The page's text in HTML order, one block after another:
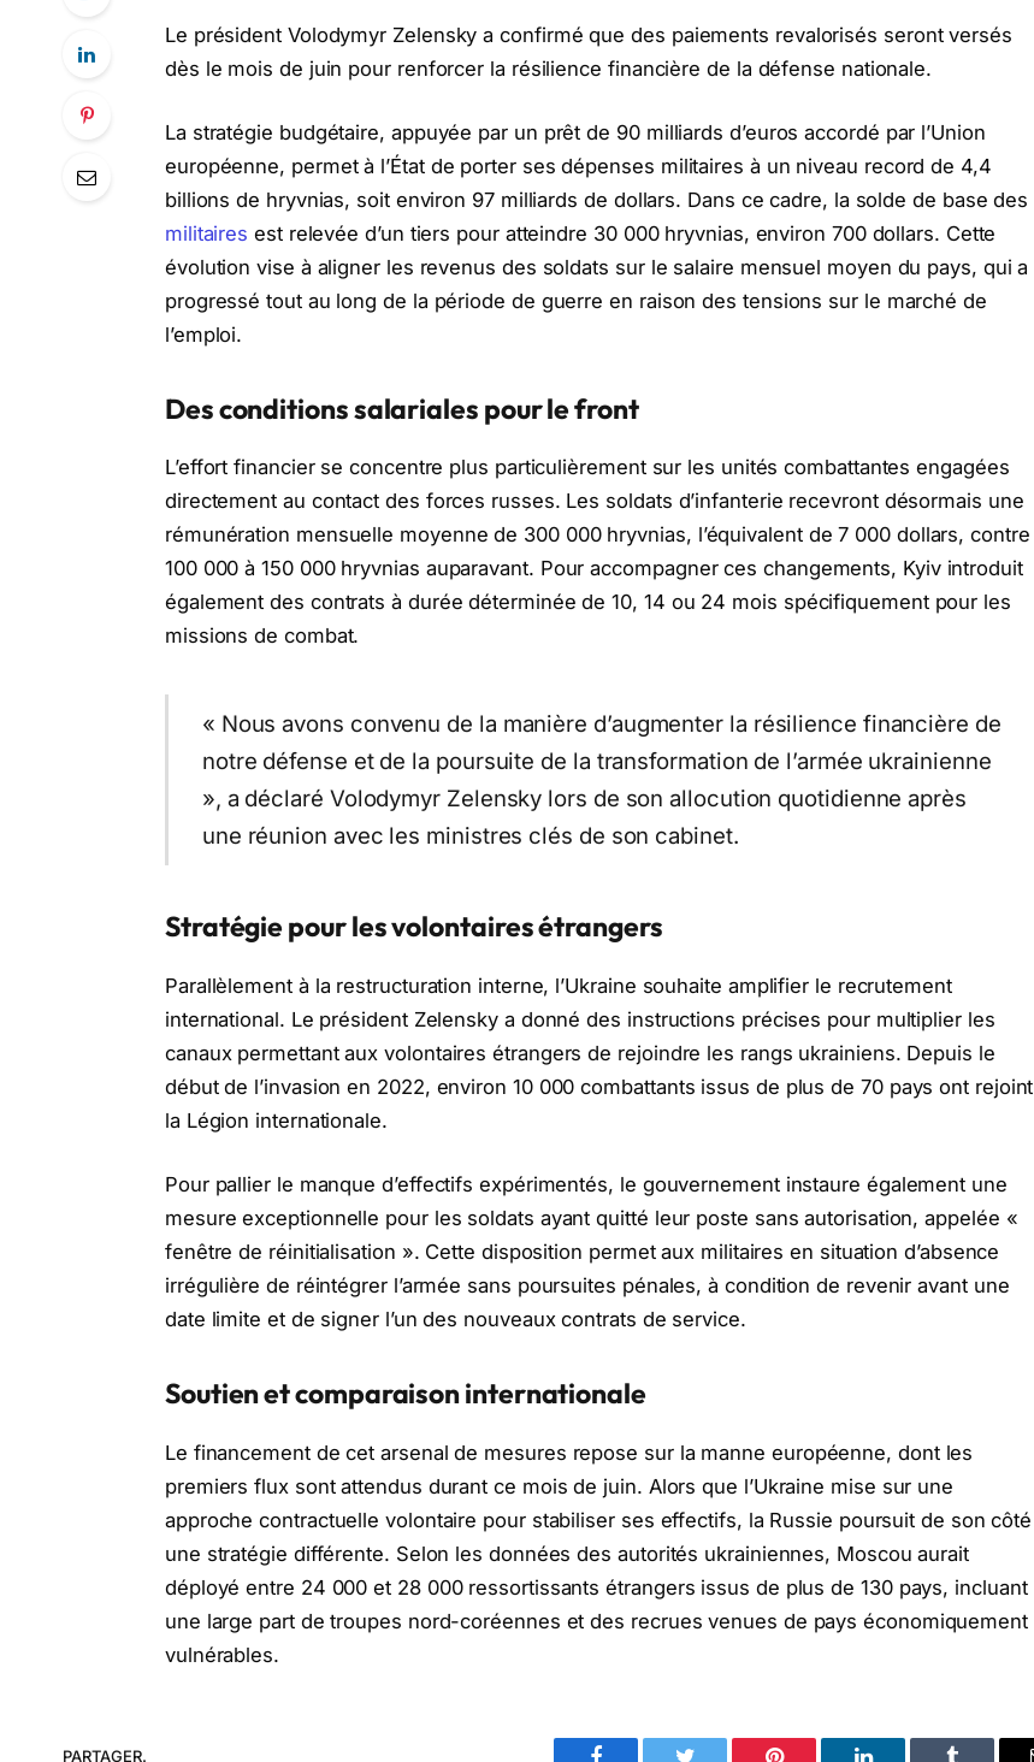
Le président Volodymyr Zelensky a confirmé que des paiements revalorisés seront versés
dès le mois de juin pour renforcer la résilience financière de la défense nationale.
La stratégie budgétaire, appuyée par un prêt de 90 milliards d’euros accordé par l’Union
européenne, permet à l’État de porter ses dépenses militaires à un niveau record de 4,4
billions de hryvnias, soit environ 97 milliards de dollars. Dans ce cadre, la solde de base des
militaires est relevée d’un tiers pour atteindre 30 000 hryvnias, environ 700 dollars. Cette
évolution vise à aligner les revenus des soldats sur le salaire mensuel moyen du pays, qui a
progressé tout au long de la période de guerre en raison des tensions sur le marché de
l’emploi.
Des conditions salariales pour le front
L’effort financier se concentre plus particulièrement sur les unités combattantes engagées
directement au contact des forces russes. Les soldats d’infanterie recevront désormais une
rémunération mensuelle moyenne de 300 000 hryvnias, l’équivalent de 7 000 dollars, contre
100 000 à 150 000 hryvnias auparavant. Pour accompagner ces changements, Kyiv introduit
également des contrats à durée déterminée de 10, 14 ou 24 mois spécifiquement pour les
missions de combat.
« Nous avons convenu de la manière d’augmenter la résilience financière de
notre défense et de la poursuite de la transformation de l’armée ukrainienne
», a déclaré Volodymyr Zelensky lors de son allocution quotidienne après
une réunion avec les ministres clés de son cabinet.
Stratégie pour les volontaires étrangers
Parallèlement à la restructuration interne, l’Ukraine souhaite amplifier le recrutement
international. Le président Zelensky a donné des instructions précises pour multiplier les
canaux permettant aux volontaires étrangers de rejoindre les rangs ukrainiens. Depuis le
début de l’invasion en 2022, environ 10 000 combattants issus de plus de 70 pays ont rejoint
la Légion internationale.
Pour pallier le manque d’effectifs expérimentés, le gouvernement instaure également une
mesure exceptionnelle pour les soldats ayant quitté leur poste sans autorisation, appelée «
fenêtre de réinitialisation ». Cette disposition permet aux militaires en situation d’absence
irrégulière de réintégrer l’armée sans poursuites pénales, à condition de revenir avant une
date limite et de signer l’un des nouveaux contrats de service.
Soutien et comparaison internationale
Le financement de cet arsenal de mesures repose sur la manne européenne, dont les
premiers flux sont attendus durant ce mois de juin. Alors que l’Ukraine mise sur une
approche contractuelle volontaire pour stabiliser ses effectifs, la Russie poursuit de son côté
une stratégie différente. Selon les données des autorités ukrainiennes, Moscou aurait
déployé entre 24 000 et 28 000 ressortissants étrangers issus de plus de 130 pays, incluant
une large part de troupes nord-coréennes et des recrues venues de pays économiquement
vulnérables.
PARTAGER.